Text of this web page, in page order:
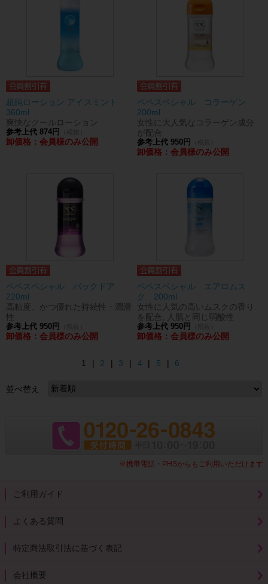
超純ローション アイスミント
360ml
爽快なクールローション
参考上代 874円
卸価格：会員様のみ公開
ペペスペシャル コラーゲン
200ml
女性に大人気なコラーゲン成分
が配合
参考上代 950円
卸価格：会員様のみ公開
ペペスペシャル バックドア
220ml
高粘度、かつ優れた持続性・潤滑
性
参考上代 950円
卸価格：会員様のみ公開
ペペスペシャル エアロムス
ク 200ml
女性に人気の高いムスクの香り
を配合, 人肌と同じ弱酸性
参考上代 950円
卸価格：会員様のみ公開
1 | 2 | 3 | 4 | 5 | 6
並べ替え
※携帯電話・PHSからもご利用いただけます
ご利用ガイド
よくある質問
特定商法取引法に基づく表記
会社概要